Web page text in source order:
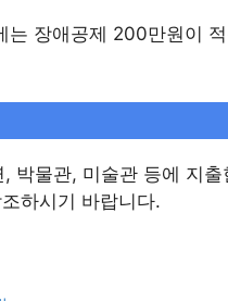
장애공제 200만원이
박물관, 미술관 등에 지
하시기 바랍니다.